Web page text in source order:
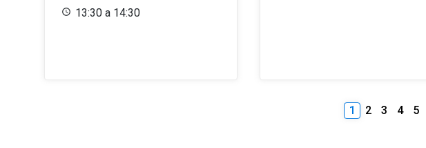
13:30 a 14:30
1 2 3 4 5